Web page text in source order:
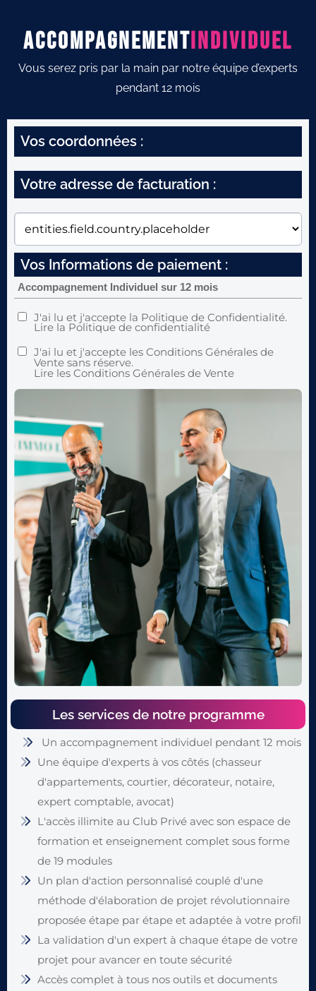
AccompagnementIndividuel
Vous serez pris par la main par notre équipe d’experts
pendant 12 mois
Vos coordonnées :
Votre adresse de facturation :
Vos Informations de paiement :
Accompagnement Individuel sur 12 mois
J'ai lu et j'accepte la Politique de Confidentialité.
Lire la Politique de confidentialité
J'ai lu et j'accepte les Conditions Générales de
Vente sans réserve.
Lire les Conditions Générales de Vente
Les services de notre programme
Un accompagnement individuel pendant 12 mois
Une équipe d'experts à vos côtés (chasseur
d'appartements, courtier, décorateur, notaire,
expert comptable, avocat)
L'accès illimite au Club Privé avec son espace de
formation et enseignement complet sous forme
de 19 modules
Un plan d'action personnalisé couplé d'une
méthode d'élaboration de projet révolutionnaire
proposée étape par étape et adaptée à votre profil
La validation d'un expert à chaque étape de votre
projet pour avancer en toute sécurité
Accès complet à tous nos outils et documents